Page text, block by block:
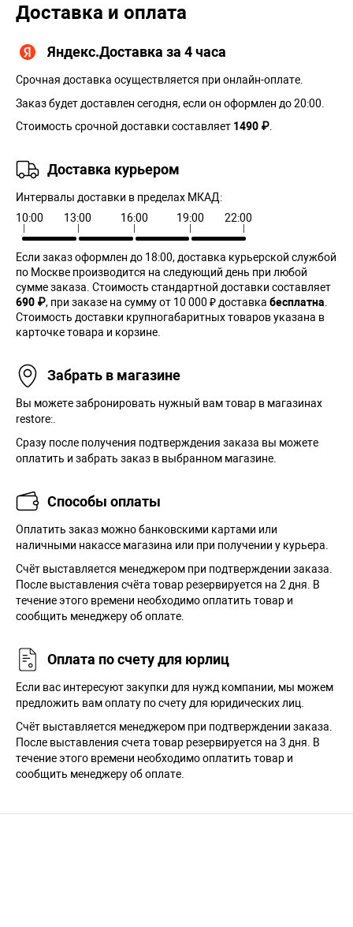
Доставка и оплата
Яндекс.Доставка за 4 часа
Срочная доставка осуществляется при онлайн-оплате.
Заказ будет доставлен сегодня, если он оформлен до 20:00.
Стоимость срочной доставки составляет 1490 ₽
Доставка курьером
Интервалы доставки в пределах МКАД:
10:00
13:00 16:00 19:00 22:00
Если заказ оформлен до 18:00, доставка курьерской службой
по Москве производится на следующий день при любой
сумме заказа. Cтоимость стандартной доставки составляет
690 ₽, при заказе на сумму от 10 000 ₽ доставка бесплатна
Стоимость доставки крупногабаритных товаров указана в
карточке товара и корзине.
Забрать в магазине
Вы можете забронировать нужный вам товар в магазинах
restore:.
Сразу после получения подтверждения заказа вы можете
оплатить и забрать заказ в выбранном магазине.
Способы оплаты
Оплатить заказ можно банковскими картами или
наличными накассе магазина или при получении у курьера.
Cчёт выставляется менеджером при подтверждении заказа.
После выставления счёта товар резервируется на 2 дня. В
течение этого времени необходимо оплатить товар и
сообщить менеджеру об оплате.
Оплата по счету для юрлиц
Если вас интересуют закупки для нужд компании, мы можем
предложить вам оплату по счету для юридических лиц.
Счёт выставляется менеджером при подтверждении заказа.
После выставления счета товар резервируется на 3 дня. В
течение этого времени необходимо оплатить товар и
сообщить менеджеру об оплате.